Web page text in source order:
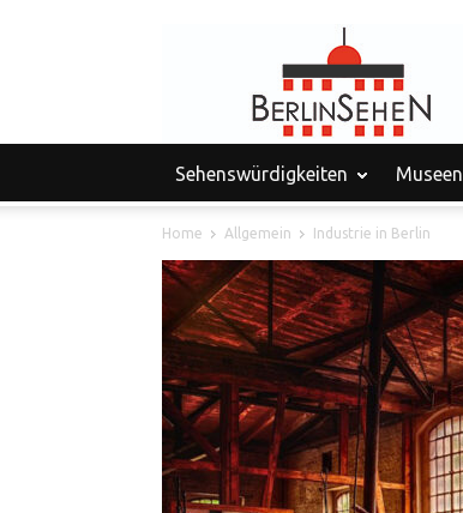
Sehenswürdigkeiten Museen
Home Allgemein Industrie in Berlin